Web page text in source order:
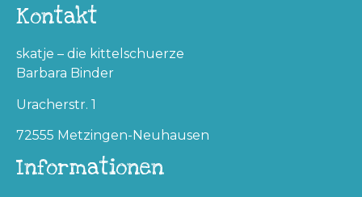
Kontakt
skatje – die kittelschuerze
Barbara Binder
Uracherstr. 1
72555 Metzingen-Neuhausen
Informationen